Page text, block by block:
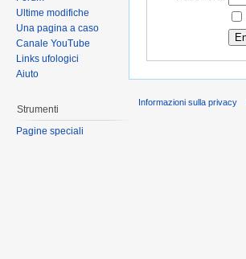
Ultime modifiche
Una pagina a caso
Canale YouTube
Links ufologici
Aiuto
Strumenti
Pagine speciali
Informazioni sulla privacy